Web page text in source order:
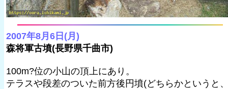
2007年8月6日(月)
森将軍古墳(長野県千曲市)
100m?位の小山の頂上にあり。
テラスや段差のついた前方後円墳(どちらかというと